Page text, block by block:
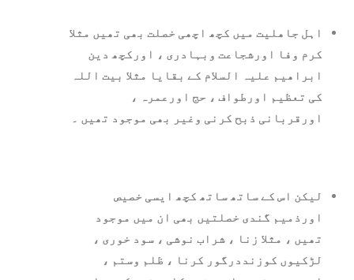
اہل جاھلیت میں کچھ اچھی خصلت بھی تھیں مثلا
کرم وفا اورشجاعت وبہادری ، اورکچھ دین
ابراھیم علیہ السلام کے بقایا مثلا بیت اللہ
کی تعظیم اورطواف ، حج اورعمرہ ،
اورقربانی ذبح کرنی وغیر بھی موجود تھیں ۔
لیکن اس کے ساتھ ساتھ کچھ ایسی خصیص
اورذمیم گندی خصلتیں بھی ان میں موجود
تھیں ، مثلا زنا ، شراب نوشی ، سود خوری ،
لڑکیوں کوزنددرگور کرنا ، ظلم وستم ،